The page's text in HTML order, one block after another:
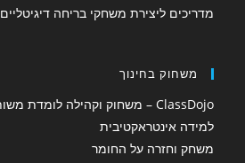
מדריכים ליצירת משחקי בריחה דיגיטליים
משחוק בחינוך
ClassDojo – משחוק וקהילה לומדת משותפת
למידה אינטראקטיבית
משחק וחזרה על החומר